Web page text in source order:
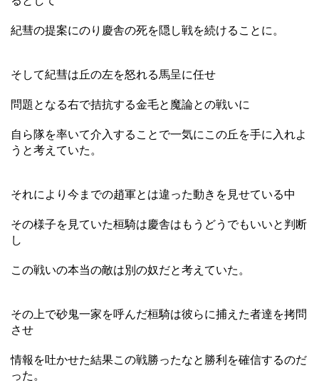
紀彗の提案にのり慶舎の死を隠し戦を続けることに。
そして紀彗は丘の左を怒れる馬呈に任せ
問題となる右で拮抗する金毛と魔論との戦いに
自ら隊を率いて介入することで一気にこの丘を手に入れよ
うと考えていた。
それにより今までの趙軍とは違った動きを見せている中
その様子を見ていた桓騎は慶舎はもうどうでもいいと判断
し
この戦いの本当の敵は別の奴だと考えていた。
その上で砂鬼一家を呼んだ桓騎は彼らに捕えた者達を拷問
させ
情報を吐かせた結果この戦勝ったなと勝利を確信するのだ
った。